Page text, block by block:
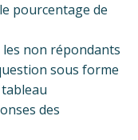
pourcentage de
non répondants
sous forme
des